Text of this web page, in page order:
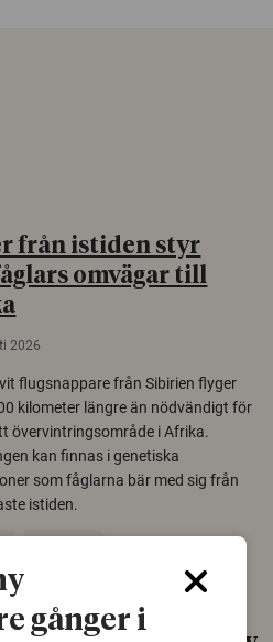
från istiden styr
omvägar till
2026
flugsnappare från Sibirien flyger
kilometer längre än nödvändigt för
övervintringsområde i Afrika.
kan finnas i genetiska
som fåglarna bär med sig från
istiden.
gånger i